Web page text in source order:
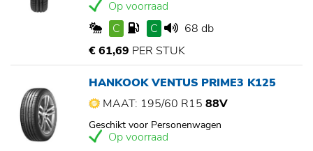
Op voorraad
C
C
68 db
€ 61,69 PER STUK
HANKOOK VENTUS PRIME3 K125
MAAT: 195/60 R15 88V
Geschikt voor Personenwagen
Op voorraad